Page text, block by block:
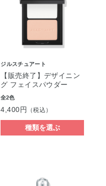
ジルスチュアート
【販売終了】デザイニン
グ フェイスパウダー
全2色
4,400円 （税込）
種類を選ぶ